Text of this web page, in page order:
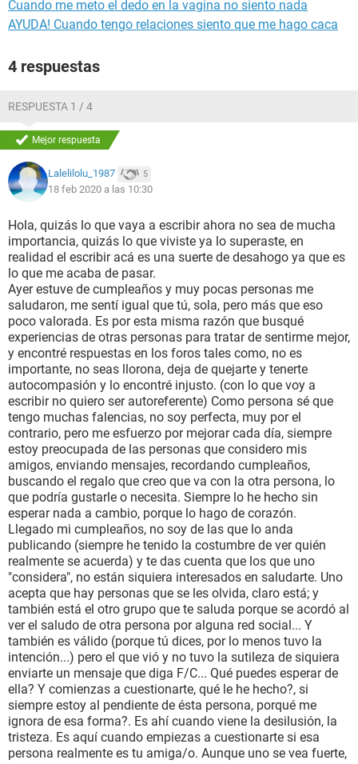
solo dos pero ni ellas me saludaron por mi cumpleaños y
eso me dolió mucho en realidad nadie me saludo por mi
Cuando me meto el dedo en la vagina no siento nada
AYUDA! Cuando tengo relaciones siento que me hago caca
4 respuestas
RESPUESTA 1 / 4
Mejor respuesta
Lalelilolu_1987 5
18 feb 2020 a las 10:30
Hola, quizás lo que vaya a escribir ahora no sea de mucha
importancia, quizás lo que viviste ya lo superaste, en
realidad el escribir acá es una suerte de desahogo ya que es
lo que me acaba de pasar.
Ayer estuve de cumpleaños y muy pocas personas me
saludaron, me sentí igual que tú, sola, pero más que eso
poco valorada. Es por esta misma razón que busqué
experiencias de otras personas para tratar de sentirme mejor,
y encontré respuestas en los foros tales como, no es
importante, no seas llorona, deja de quejarte y tenerte
autocompasión y lo encontré injusto. (con lo que voy a
escribir no quiero ser autoreferente) Como persona sé que
tengo muchas falencias, no soy perfecta, muy por el
contrario, pero me esfuerzo por mejorar cada día, siempre
estoy preocupada de las personas que considero mis
amigos, enviando mensajes, recordando cumpleaños,
buscando el regalo que creo que va con la otra persona, lo
que podría gustarle o necesita. Siempre lo he hecho sin
esperar nada a cambio, porque lo hago de corazón.
Llegado mi cumpleaños, no soy de las que lo anda
publicando (siempre he tenido la costumbre de ver quién
realmente se acuerda) y te das cuenta que los que uno
"considera", no están siquiera interesados en saludarte. Uno
acepta que hay personas que se les olvida, claro está; y
también está el otro grupo que te saluda porque se acordó al
ver el saludo de otra persona por alguna red social... Y
también es válido (porque tú dices, por lo menos tuvo la
intención...) pero el que vió y no tuvo la sutileza de siquiera
enviarte un mensaje que diga F/C... Qué puedes esperar de
ella? Y comienzas a cuestionarte, qué le he hecho?, si
siempre estoy al pendiente de ésta persona, porqué me
ignora de esa forma?. Es ahí cuando viene la desilusión, la
tristeza. Es aquí cuando empiezas a cuestionarte si esa
persona realmente es tu amiga/o. Aunque uno se vea fuerte,